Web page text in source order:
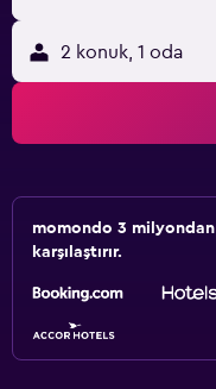
2 konuk, 1 oda
momondo 3
karşılaştırır.